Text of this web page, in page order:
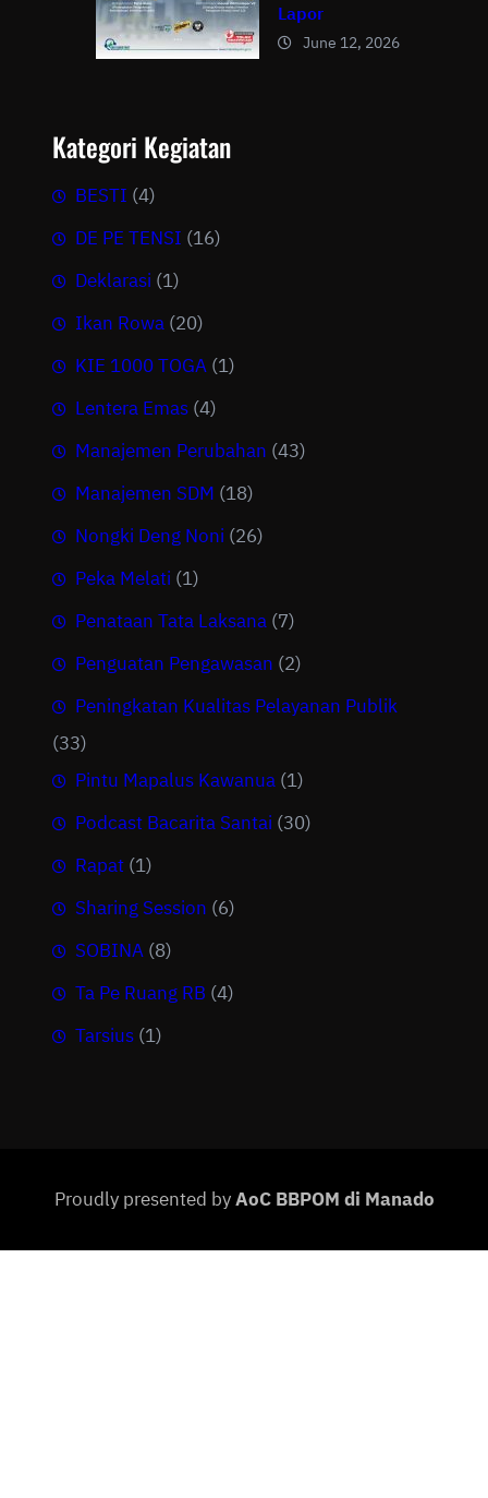
Lapor
June 12, 2026
Kategori Kegiatan
BESTI (4)
DE PE TENSI (16)
Deklarasi (1)
Ikan Rowa (20)
KIE 1000 TOGA (1)
Lentera Emas (4)
Manajemen Perubahan (43)
Manajemen SDM (18)
Nongki Deng Noni (26)
Peka Melati (1)
Penataan Tata Laksana (7)
Penguatan Pengawasan (2)
Peningkatan Kualitas Pelayanan Publik
(33)
Pintu Mapalus Kawanua (1)
Podcast Bacarita Santai (30)
Rapat (1)
Sharing Session (6)
SOBINA (8)
Ta Pe Ruang RB (4)
Tarsius (1)
Proudly presented byAoC BBPOM di Manado